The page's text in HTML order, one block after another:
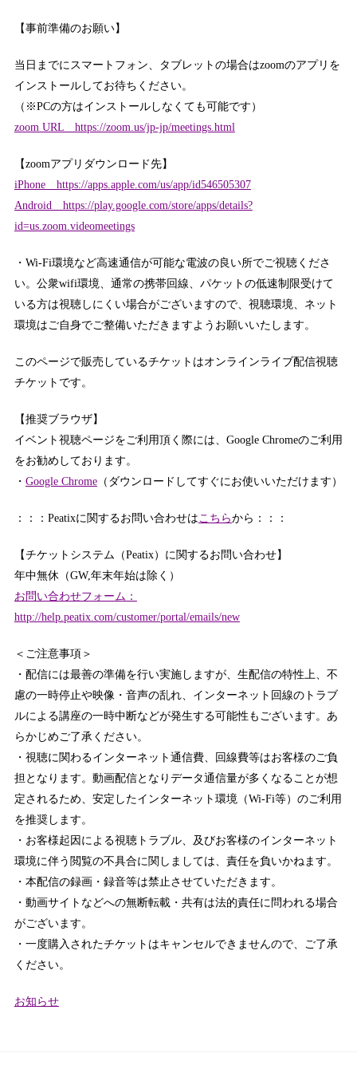
【事前準備のお願い】
当日までにスマートフォン、タブレットの場合はzoomのアプリを
インストールしてお待ちください。
（※PCの方はインストールしなくても可能です）
zoom URL https://zoom.us/jp-jp/meetings.html
【zoomアプリダウンロード先】
iPhone https://apps.apple.com/us/app/id546505307
Android https://play.google.com/store/apps/details?
id=us.zoom.videomeetings
・Wi-Fi環境など高速通信が可能な電波の良い所でご視聴くださ
い。公衆wifi環境、通常の携帯回線、パケットの低速制限受けて
いる方は視聴しにくい場合がございますので、視聴環境、ネット
環境はご自身でご整備いただきますようお願いいたします。
このページで販売しているチケットはオンラインライブ配信視聴
チケットです。
【推奨ブラウザ】
イベント視聴ページをご利用頂く際には、Google Chromeのご利用
をお勧めしております。
・ Google Chrome（ダウンロードしてすぐにお使いいただけます）
：：：Peatixに関するお問い合わせはこちらから：：：
【チケットシステム（Peatix）に関するお問い合わせ】
年中無休（GW,年末年始は除く）
お問い合わせフォーム：
http://help.peatix.com/customer/portal/emails/new
＜ご注意事項＞
・配信には最善の準備を行い実施しますが、生配信の特性上、不
慮の一時停止や映像・音声の乱れ、インターネット回線のトラブ
ルによる講座の一時中断などが発生する可能性もございます。あ
らかじめご了承ください。
・視聴に関わるインターネット通信費、回線費等はお客様のご負
担となります。動画配信となりデータ通信量が多くなることが想
定されるため、安定したインターネット環境（Wi-Fi等）のご利用
を推奨します。
・お客様起因による視聴トラブル、及びお客様のインターネット
環境に伴う閲覧の不具合に関しましては、責任を負いかねます。
・本配信の録画・録音等は禁止させていただきます。
・動画サイトなどへの無断転載・共有は法的責任に問われる場合
がございます。
・一度購入されたチケットはキャンセルできませんので、ご了承
ください。
カ
お知らせ